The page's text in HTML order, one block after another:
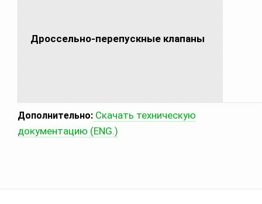
Дроссельно-перепускные клапаны
Дополнительно: Скачать техническую
документацию (ENG.)